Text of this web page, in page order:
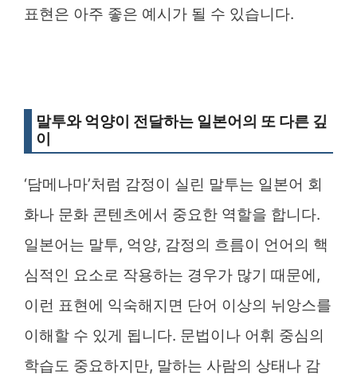
표현은 아주 좋은 예시가 될 수 있습니다.
말투와 억양이 전달하는 일본어의 또 다른 깊
이
‘담메나마’처럼 감정이 실린 말투는 일본어 회
화나 문화 콘텐츠에서 중요한 역할을 합니다.
일본어는 말투, 억양, 감정의 흐름이 언어의 핵
심적인 요소로 작용하는 경우가 많기 때문에,
이런 표현에 익숙해지면 단어 이상의 뉘앙스를
이해할 수 있게 됩니다. 문법이나 어휘 중심의
학습도 중요하지만, 말하는 사람의 상태나 감